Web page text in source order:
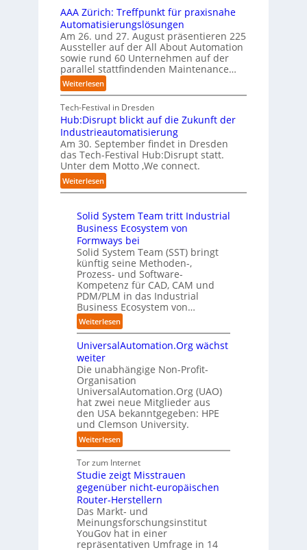
l
d
u
n
g
s
t
e
l
l
e
n
b
i
b
e
n
u
n
b
e
s
t
z
r
u
n
g
a
n
“
t
e
t
B
i
e
t
e
r
v
e
r
f
a
h
r
e
f
ü
r
d
e
n
G
i
g
a
f
a
c
t
o
r
y
-
A
u
s
b
a
u
t
S
t
e
f
a
n
S
h
w
a
b
z
u
m
C
-
C
E
O
t
e
r
n
e
h
m
e
n
w
o
l
e
n
R
h
e
n
z
e
n
t
r
e
n
n
D
e
u
t
s
c
h
l
a
n
d
AAA Zürich: Treffpunkt für praxisnahe
Automatisierungslösungen
Am 26. und 27. August präsentieren 225
Aussteller auf der All About Automation
sowie rund 60 Unternehmen auf der
parallel stattfindenden Maintenance…
Weiterlesen:
A
A
A
Z
ü
r
i
c
h
T
r
e
f
f
p
u
n
k
t
f
r
p
r
a
x
i
s
n
a
e
A
u
t
o
m
a
Tech-Festival in Dresden
Hub:Disrupt blickt auf die Zukunft der
Industrieautomatisierung
Am 30. September findet in Dresden
das Tech-Festival Hub:Disrupt statt.
Unter dem Motto ‚We connect.
Weiterlesen:
H
b
:
D
i
s
r
u
p
t
b
l
i
c
k
t
a
u
f
d
i
e
Z
u
k
n
f
t
d
Solid System Team tritt Industrial
Business Ecosystem von
Formways bei
Solid System Team (SST) bringt
künftig seine Methoden-,
Prozess- und Software-
Kompetenz für CAD, CAM und
PDM/PLM in das Industrial
Business Ecosystem von…
Weiterlesen:
S
o
i
d
S
y
s
t
e
m
T
e
a
m
t
r
i
t
UniversalAutomation.Org wächst
weiter
Die unabhängige Non-Profit-
Organisation
UniversalAutomation.Org (UAO)
hat zwei neue Mitglieder aus
den USA bekanntgegeben: HPE
und Clemson University.
Weiterlesen:
U
n
i
v
e
r
s
a
l
Tor zum Internet
Studie zeigt Misstrauen
gegenüber nicht-europäischen
Router-Herstellern
Das Markt- und
Meinungsforschungsinstitut
YouGov hat in einer
repräsentativen Umfrage in 14